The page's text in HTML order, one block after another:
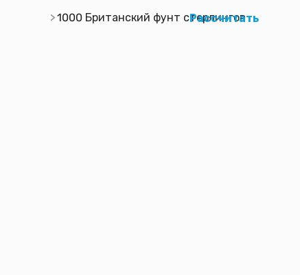
1000 Британский фунт стерлингов
Рассчитать